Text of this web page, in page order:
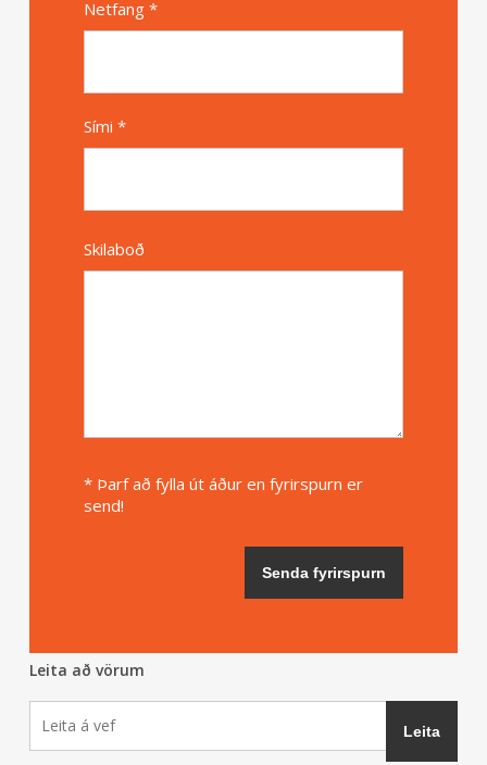
Netfang *
Sími *
Skilaboð
* Þarf að fylla út áður en fyrirspurn er
send!
Leita að vörum